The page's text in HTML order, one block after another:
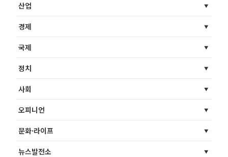
산업
경제
국제
정치
사회
오피니언
문화·라이프
뉴스발전소